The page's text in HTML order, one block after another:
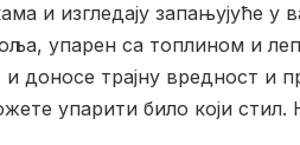
и изгледају
упарен са топлином и
доносе трајну вредност
упарити било који